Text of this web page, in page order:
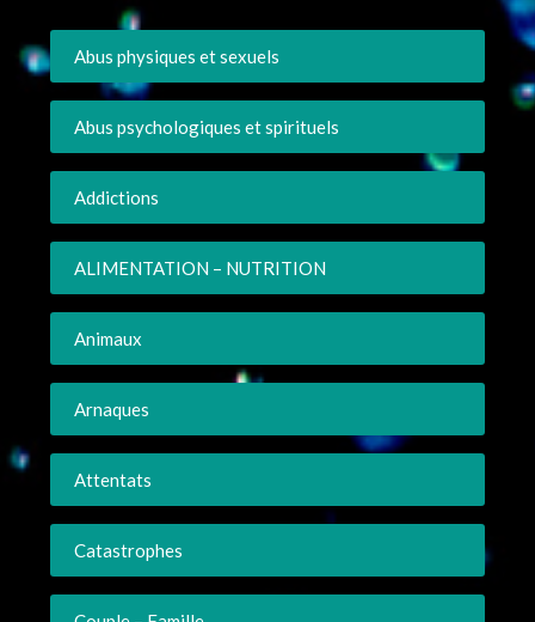
Abus physiques et sexuels
Abus psychologiques et spirituels
Addictions
ALIMENTATION – NUTRITION
Animaux
Arnaques
Attentats
Catastrophes